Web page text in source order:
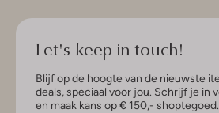
Let's keep in touch!
Blijf op de hoogte van de nieuwste
deals, speciaal voor jou. Schrijf je in
en maak kans op € 150,- shoptegoed.